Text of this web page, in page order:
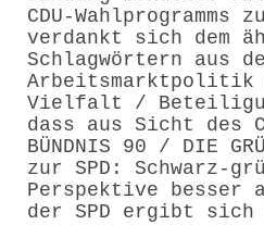
CDU-
verdankt sich dem
Schlagwörtern aus
Arbeitsmarktpolitik
Vielfalt /
dass aus Sicht des
BÜNDNIS 90 / DIE
zur SPD: Schwarz-
Perspektive
der SPD ergibt